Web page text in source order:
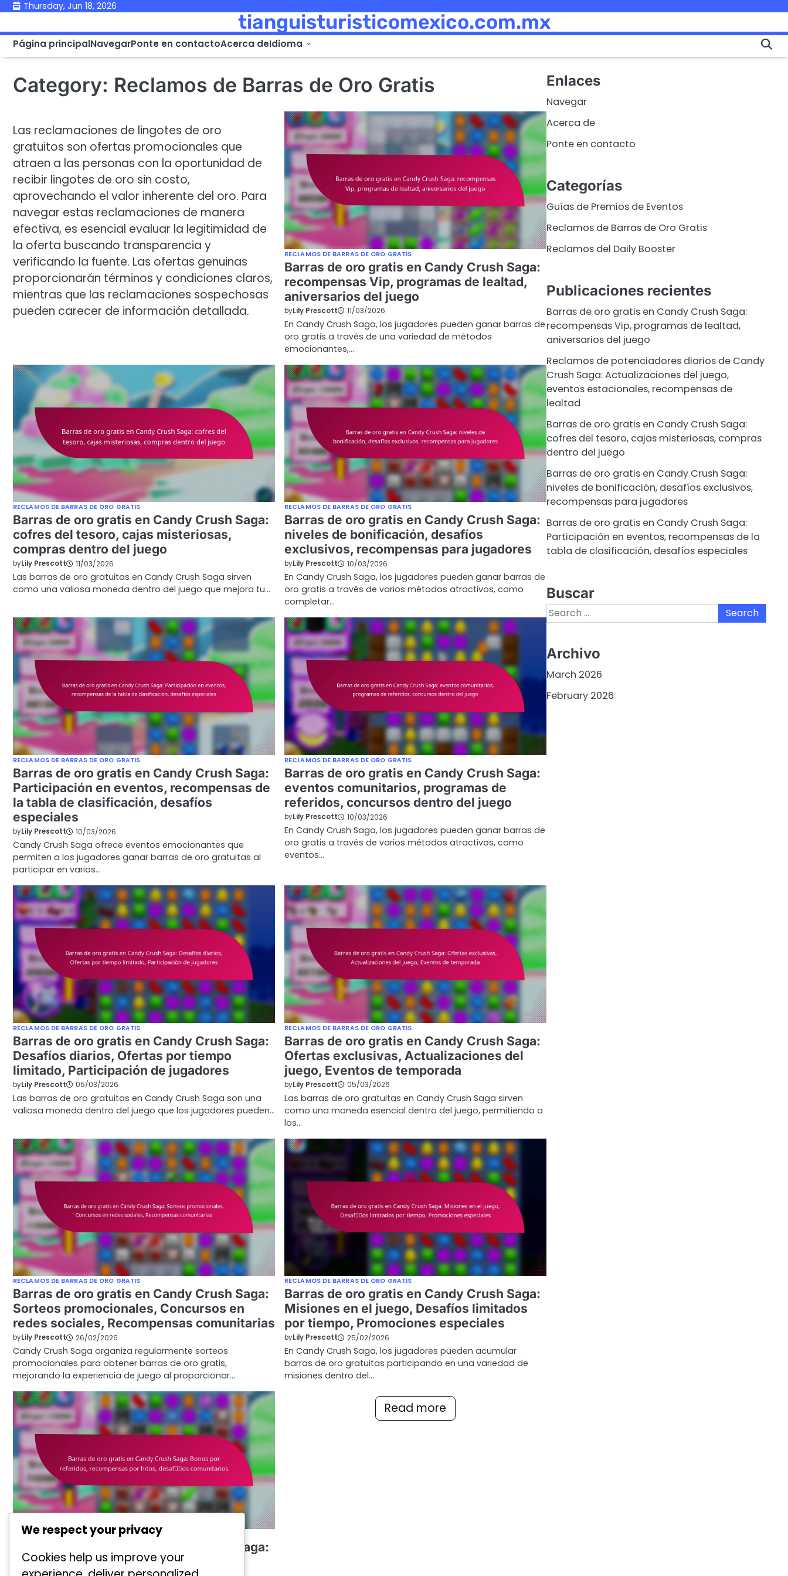
Skip
content
Thursday, Jun 18, 2026
tianguisturisticomexico.com.mx
Página principalNavegarPonte en contactoAcerca deIdioma
Category: Reclamos de Barras de Oro Gratis
Las reclamaciones de lingotes de oro
gratuitos son ofertas promocionales que
atraen a las personas con la oportunidad de
recibir lingotes de oro sin costo,
aprovechando el valor inherente del oro. Para
navegar estas reclamaciones de manera
efectiva, es esencial evaluar la legitimidad de
la oferta buscando transparencia y
verificando la fuente. Las ofertas genuinas
proporcionarán términos y condiciones claros,
mientras que las reclamaciones sospechosas
pueden carecer de información detallada.
RECLAMOS DE BARRAS DE ORO GRATIS
Barras de oro gratis en Candy Crush Saga:
recompensas Vip, programas de lealtad,
aniversarios del juego
byLily Prescott 11/03/2026
En Candy Crush Saga, los jugadores pueden ganar barras de
oro gratis a través de una variedad de métodos
emocionantes,…
RECLAMOS DE BARRAS DE ORO GRATIS
Barras de oro gratis en Candy Crush Saga:
cofres del tesoro, cajas misteriosas,
compras dentro del juego
byLily Prescott 11/03/2026
Las barras de oro gratuitas en Candy Crush Saga sirven
como una valiosa moneda dentro del juego que mejora tu…
RECLAMOS DE BARRAS DE ORO GRATIS
Barras de oro gratis en Candy Crush Saga:
niveles de bonificación, desafíos
exclusivos, recompensas para jugadores
byLily Prescott 10/03/2026
En Candy Crush Saga, los jugadores pueden ganar barras de
oro gratis a través de varios métodos atractivos, como
completar…
RECLAMOS DE BARRAS DE ORO GRATIS
Barras de oro gratis en Candy Crush Saga:
Participación en eventos, recompensas de
la tabla de clasificación, desafíos
especiales
byLily Prescott 10/03/2026
Candy Crush Saga ofrece eventos emocionantes que
permiten a los jugadores ganar barras de oro gratuitas al
participar en varios…
RECLAMOS DE BARRAS DE ORO GRATIS
Barras de oro gratis en Candy Crush Saga:
eventos comunitarios, programas de
referidos, concursos dentro del juego
byLily Prescott 10/03/2026
En Candy Crush Saga, los jugadores pueden ganar barras de
oro gratis a través de varios métodos atractivos, como
eventos…
RECLAMOS DE BARRAS DE ORO GRATIS
Barras de oro gratis en Candy Crush Saga:
Desafíos diarios, Ofertas por tiempo
limitado, Participación de jugadores
byLily Prescott 05/03/2026
Las barras de oro gratuitas en Candy Crush Saga son una
valiosa moneda dentro del juego que los jugadores pueden…
RECLAMOS DE BARRAS DE ORO GRATIS
Barras de oro gratis en Candy Crush Saga:
Ofertas exclusivas, Actualizaciones del
juego, Eventos de temporada
byLily Prescott 05/03/2026
Las barras de oro gratuitas en Candy Crush Saga sirven
como una moneda esencial dentro del juego, permitiendo a
los…
RECLAMOS DE BARRAS DE ORO GRATIS
Barras de oro gratis en Candy Crush Saga:
Sorteos promocionales, Concursos en
redes sociales, Recompensas comunitarias
byLily Prescott 26/02/2026
Candy Crush Saga organiza regularmente sorteos
promocionales para obtener barras de oro gratis,
mejorando la experiencia de juego al proporcionar…
RECLAMOS DE BARRAS DE ORO GRATIS
Barras de oro gratis en Candy Crush Saga:
Misiones en el juego, Desafíos limitados
por tiempo, Promociones especiales
byLily Prescott 25/02/2026
En Candy Crush Saga, los jugadores pueden acumular
barras de oro gratuitas participando en una variedad de
misiones dentro del…
RECLAMOS DE BARRAS DE ORO GRATIS
Barras de oro gratis en Candy Crush Saga:
Bonos por referidos, recompensas por
Read more
Enlaces
Navegar
Acerca de
Ponte en contacto
Categorías
Guías de Premios de Eventos
Reclamos de Barras de Oro Gratis
Reclamos del Daily Booster
Publicaciones recientes
Barras de oro gratis en Candy Crush Saga:
recompensas Vip, programas de lealtad,
aniversarios del juego
Reclamos de potenciadores diarios de Candy
Crush Saga: Actualizaciones del juego,
eventos estacionales, recompensas de
lealtad
Barras de oro gratis en Candy Crush Saga:
cofres del tesoro, cajas misteriosas, compras
dentro del juego
Barras de oro gratis en Candy Crush Saga:
niveles de bonificación, desafíos exclusivos,
recompensas para jugadores
Barras de oro gratis en Candy Crush Saga:
Participación en eventos, recompensas de la
tabla de clasificación, desafíos especiales
Buscar
Search
for:
Archivo
March 2026
February 2026
We respect your privacy
Cookies help us improve your